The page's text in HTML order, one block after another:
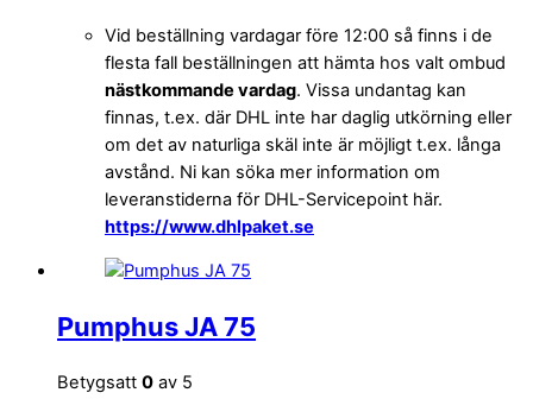
Vid beställning vardagar före 12:00 så finns i de
flesta fall beställningen att hämta hos valt ombud
nästkommande vardag. Vissa undantag kan
finnas, t.ex. där DHL inte har daglig utkörning eller
om det av naturliga skäl inte är möjligt t.ex. långa
avstånd. Ni kan söka mer information om
leveranstiderna för DHL-Servicepoint här.
https://www.dhlpaket.se
Pumphus JA 75
Betygsatt 0 av 5